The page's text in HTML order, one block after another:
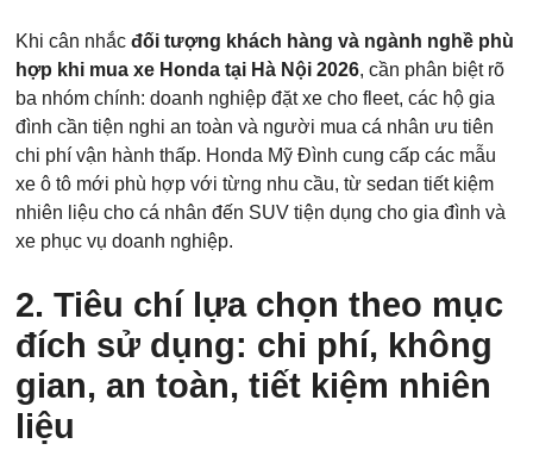
Khi cân nhắc đối tượng khách hàng và ngành nghề phù
hợp khi mua xe Honda tại Hà Nội 2026, cần phân biệt rõ
ba nhóm chính: doanh nghiệp đặt xe cho fleet, các hộ gia
đình cần tiện nghi an toàn và người mua cá nhân ưu tiên
chi phí vận hành thấp. Honda Mỹ Đình cung cấp các mẫu
xe ô tô mới phù hợp với từng nhu cầu, từ sedan tiết kiệm
nhiên liệu cho cá nhân đến SUV tiện dụng cho gia đình và
xe phục vụ doanh nghiệp.
2. Tiêu chí lựa chọn theo mục
đích sử dụng: chi phí, không
gian, an toàn, tiết kiệm nhiên
liệu